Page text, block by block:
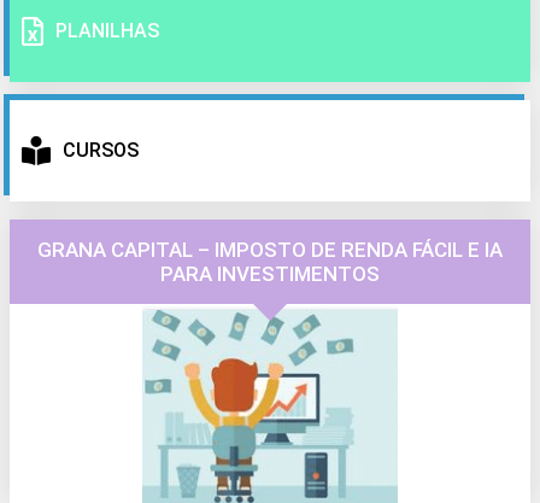
PLANILHAS
CURSOS
GRANA CAPITAL – IMPOSTO DE RENDA FÁCIL E IA
PARA INVESTIMENTOS